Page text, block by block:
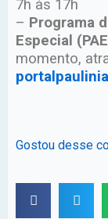
7h às 17h
– Programa
Especial
momento,
Gostou desse